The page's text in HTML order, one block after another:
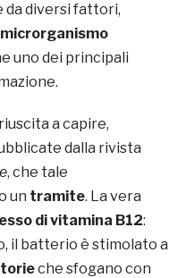
da diversi fattori,
microrganismo
uno dei principali
a capire,
dalla rivista
, che tale
un tramite. La vera
di vitamina B12:
il batterio è stimolato a
che sfogano con